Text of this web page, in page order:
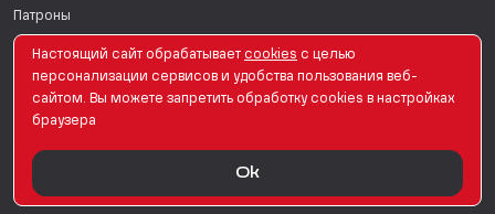
Патроны
Поддержать
Для СМИ
© PRO Женщин. Все права защищены. 2026
Настоящий сайт обрабатывает сookies с целью
персонализации сервисов и удобства пользования веб-
сайтом. Вы можете запретить обработку сookies в настройках
браузера
Ok